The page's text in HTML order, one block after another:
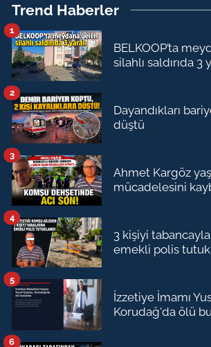
Trend Haberler
BELKOOP’ta
silahlı saldırıda 3
1
Dayandıkları
düştü
2
Ahmet Kargöz
mücadelesini
3
3 kişiyi
emekli polis
4
İzzetiye İmamı
Korudağ'da ölü
5
6